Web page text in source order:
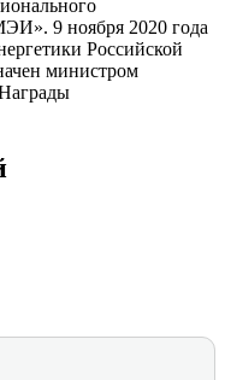
9 ноября 2020 года
Российской
министром